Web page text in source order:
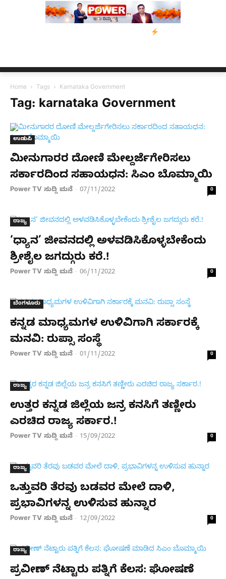
ನ್ಯೂಸ್ ಕಾರ್ಪ್‌ಗೆ
Home Tags Karnataka Government
Tag: karnataka Government
ಉಡುಪಿ
ಮೀನುಗಾರರ ದೋಣಿ ಮೇಲ್ದರ್ಜೆಗೇರಿಸಲು
ಸರ್ಕಾರದಿಂದ ಸಹಾಯಧನ: ಸಿಎಂ ಬೊಮ್ಮಾಯಿ
Power TV ಸುದ್ದಿ ಮನೆ - 07/11/2022 0
ರಾಜ್ಯ
‘ಧ್ಯಾನ’ ಜೀವನದಲ್ಲಿ ಅಳವಡಿಸಿಕೊಳ್ಳಬೇಕೆಂದು
ಶ್ರೀಶೈಲ ಜಗದ್ಗುರು ಕರೆ.!
Power TV ಸುದ್ದಿ ಮನೆ - 06/11/2022 0
ಬೆಂಗಳೂರು
ಕನ್ನಡ ಮಾಧ್ಯಮಗಳ ಉಳಿವಿಗಾಗಿ ಸರ್ಕಾರಕ್ಕೆ
ಮನವಿ: ರುಪ್ಸಾ ಸಂಸ್ಥೆ
Power TV ಸುದ್ದಿ ಮನೆ - 01/11/2022 0
ರಾಜ್ಯ
ಉತ್ತರ ಕನ್ನಡ ಜಿಲ್ಲೆಯ ಜನ್ರ ಕನಸಿಗೆ ತಣ್ಣೀರು
ಎರಚಿದ ರಾಜ್ಯ ಸರ್ಕಾರ.!
Power TV ಸುದ್ದಿ ಮನೆ - 15/09/2022 0
ರಾಜ್ಯ
ಒತ್ತುವರಿ ತೆರವು ಬಡವರ ಮೇಲೆ ದಾಳಿ,
ಪ್ರಭಾವಿಗಳನ್ನ ಉಳಿಸುವ ಹುನ್ನಾರ
Power TV ಸುದ್ದಿ ಮನೆ - 12/09/2022 0
ರಾಜ್ಯ
ಪ್ರವೀಣ್ ನೆಟ್ಟಾರು ಪತ್ನಿಗೆ ಕೆಲಸ: ಘೋಷಣೆ